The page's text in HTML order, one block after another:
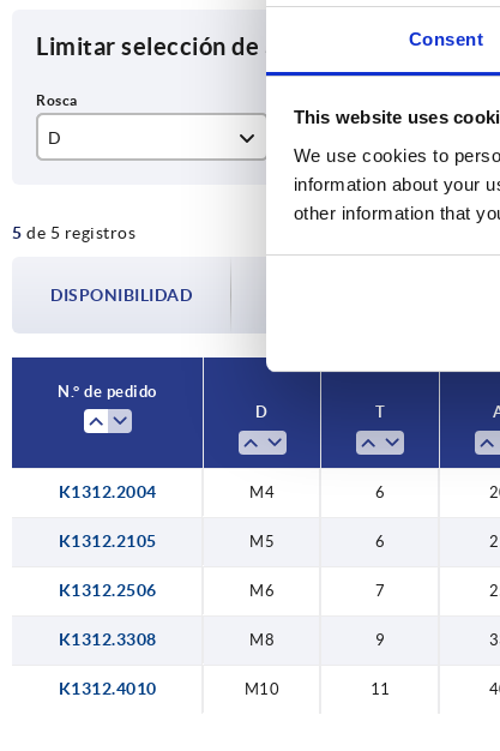
Consent
This website uses
We use cookies to
information about your
other information that
Limitar selección de artículos
D
M5
M8
5 de 5 registros
DISPONIBILIDAD
La disponibilidad se actualiza
paso antes de completar su
N.° de pedido
D
T
K1312.2004 M4 6
K1312.2105 M5 6
K1312.2506 M6 7
K1312.3308 M8 9
K1312.4010 M10 11